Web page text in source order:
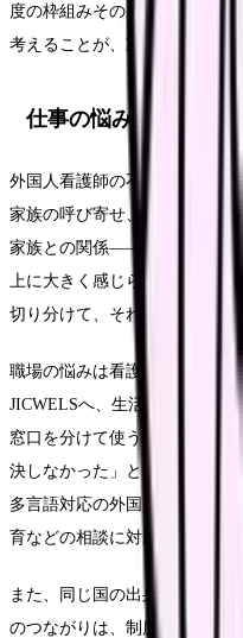
度の枠組みそのものではあり
考えることが、冷静な判断につ
仕事の悩みと生活の
外国人看護師の不安は、職場
家族の呼び寄せ、子どもの教
家族との関係——生活面の負担
上に大きく感じられます。だ
切り分けて、それぞれに合っ
職場の悩みは看護部・人事へ
JICWELSへ、生活全般は自治
窓口を分けて使うと、ひとつ
決しなかった」と落ち込むこ
多言語対応の外国人総合相談
育などの相談に対応しています
また、同じ国の出身者や、同
のつながりは、制度の情報だ